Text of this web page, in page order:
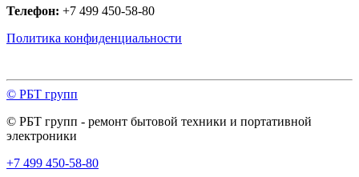
Телефон: +7 499 450-58-80
Политика конфиденциальности
© РБТ групп
© РБТ групп - ремонт бытовой техники и портативной
электроники
+7 499 450-58-80